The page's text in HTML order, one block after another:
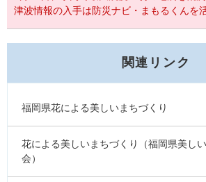
津波情報の入手は防災ナビ・まもるくんを
関連リンク
福岡県花による美しいまちづくり
花による美しいまちづくり（福岡県美し
会）